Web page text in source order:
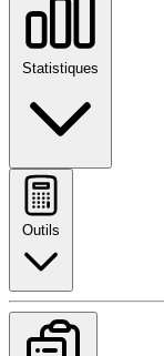
Statistiques
Outils